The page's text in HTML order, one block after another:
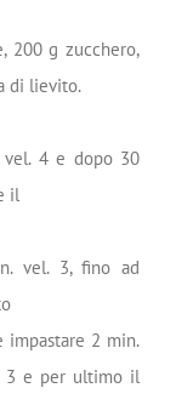
200 g zucchero,
di lievito.
vel. 4 e dopo 30
il
vel. 3, fino ad
impastare 2 min.
3 e per ultimo il